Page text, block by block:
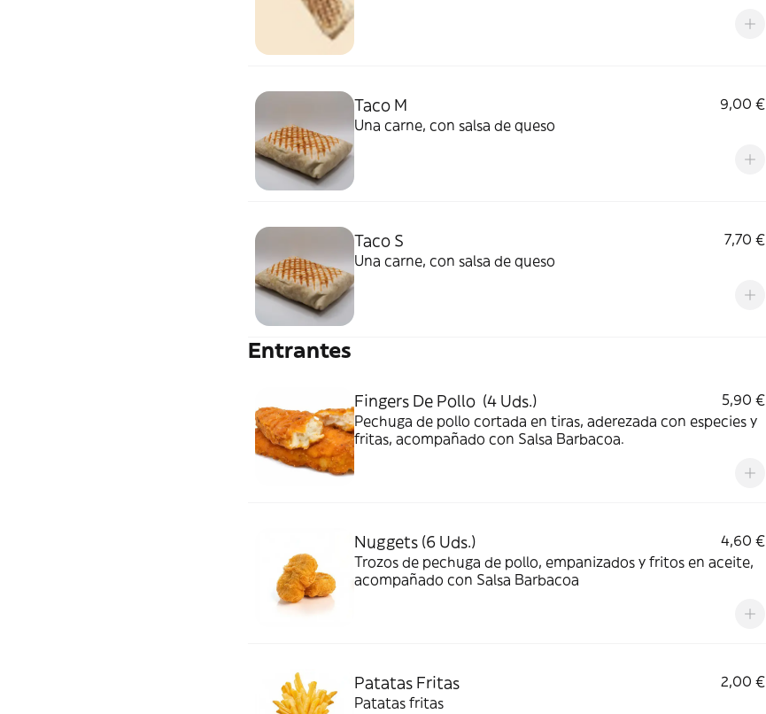
Taco M
9,00 €
Una carne, con salsa de queso
Taco S
7,70 €
Una carne, con salsa de queso
Entrantes
Fingers De Pollo (4 Uds.)
5,90 €
Pechuga de pollo cortada en tiras, aderezada con especies y
fritas, acompañado con Salsa Barbacoa.
Nuggets (6 Uds.)
4,60 €
Trozos de pechuga de pollo, empanizados y fritos en aceite,
acompañado con Salsa Barbacoa
Patatas Fritas
2,00 €
Patatas fritas